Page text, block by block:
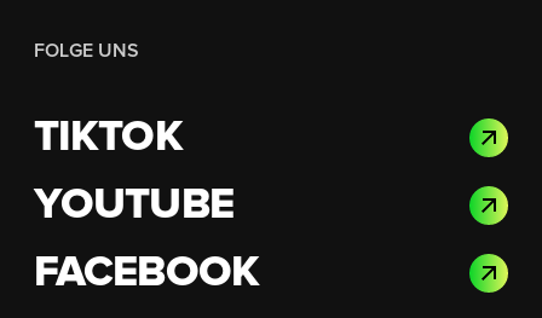
FOLGE UNS
TIKTOK
YOUTUBE
FACEBOOK